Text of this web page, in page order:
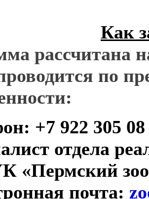
Как
рассчитана
по
+7 922 305
отдела
«Пермский
почта: